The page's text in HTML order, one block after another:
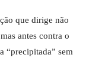
que dirige não
antes contra o
“precipitada” sem